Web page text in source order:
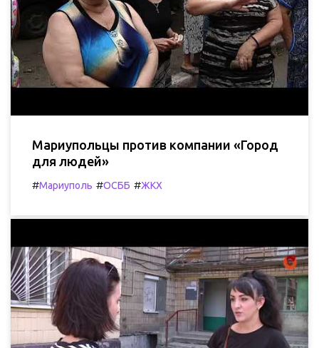
Мариупольцы против компании «Город
для людей»
#Мариуполь #ОСББ #ЖКХ